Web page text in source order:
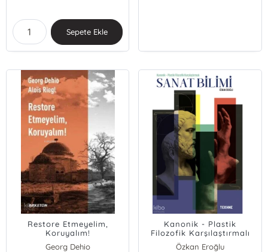
Sepete Ekle
Restore Etmeyelim,
Koruyalım!
Georg Dehio
Kanonik - Plastik
Filozofik Karşılaştırmalı
Özkan Eroğlu